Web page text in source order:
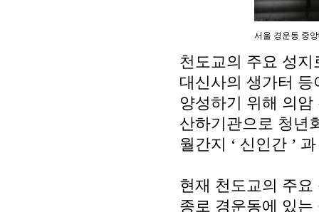
서울 경운동 중
천도교의 주요 성
대신사의 생가터 등
양성하기 위해 의
산하기관으로 청년
월간지 ‘ 신인간 ’
현재 천도교의 주
종로 경운동에 있